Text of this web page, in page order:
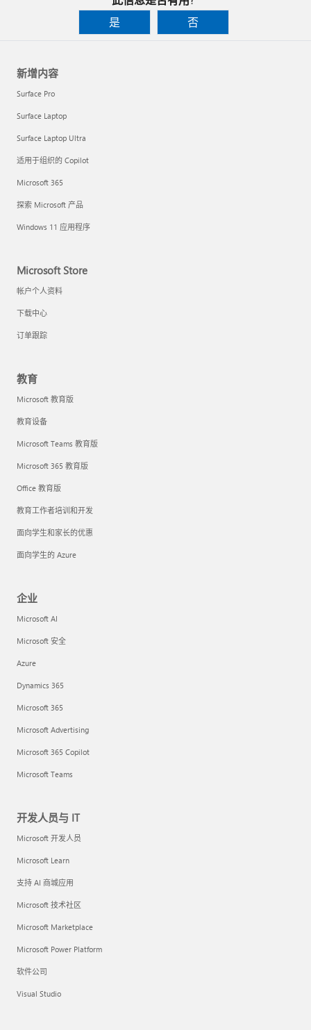
是
否
新增内容
Surface Pro
Surface Laptop
Surface Laptop Ultra
适用于组织的 Copilot
Microsoft 365
探索 Microsoft 产品
Windows 11 应用程序
Microsoft Store
帐户个人资料
下载中心
订单跟踪
教育
Microsoft 教育版
教育设备
Microsoft Teams 教育版
Microsoft 365 教育版
Office 教育版
教育工作者培训和开发
面向学生和家长的优惠
面向学生的 Azure
企业
Microsoft AI
Microsoft 安全
Azure
Dynamics 365
Microsoft 365
Microsoft Advertising
Microsoft 365 Copilot
Microsoft Teams
开发人员与 IT
Microsoft 开发人员
Microsoft Learn
支持 AI 商城应用
Microsoft 技术社区
Microsoft Marketplace
Microsoft Power Platform
软件公司
Visual Studio